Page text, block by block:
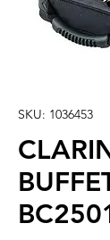
SKU: 1036453